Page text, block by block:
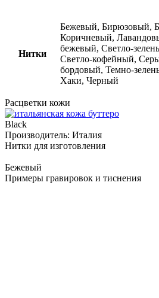
Нитки
Бежевый, Бирюзовый,
Коричневый,
бежевый, Светло-
Светло-кофейный,
бордовый, Темно-
Хаки, Черный
Расцветки кожи
Black
Производитель: Италия
Нитки для изготовления
Бежевый
Примеры гравировок и тиснения